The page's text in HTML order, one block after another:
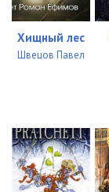
Хищный лес
Швецов Павел